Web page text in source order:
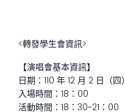
<轉發學生會資訊>
【演唱會基本資訊】
日期：110 年 12 月 2 日（四）
入場時間：18：00
活動時間：18：30~21：00